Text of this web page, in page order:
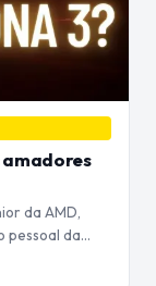
amadores
da AMD,
pessoal da…